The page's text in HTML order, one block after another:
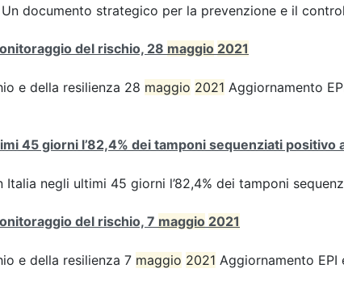
documento strategico per la prevenzione e il
del rischio, 28 maggio 2021
e della resilienza 28 maggio 2021 Aggiornamento
45 giorni l’82,4% dei tamponi sequenziati positivo
Italia negli ultimi 45 giorni l’82,4% dei tamponi
del rischio, 7 maggio 2021
e della resilienza 7 maggio 2021 Aggiornamento EPI